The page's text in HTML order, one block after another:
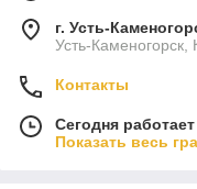
г. Усть-
Усть-Каменогорск,
Контакты
Сегодня
Показать весь